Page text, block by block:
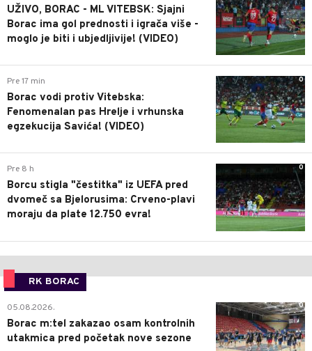
UŽIVO, BORAC - ML VITEBSK: Sjajni
Borac ima gol prednosti i igrača više -
moglo je biti i ubjedljivije! (VIDEO)
0
Pre 17 min
Borac vodi protiv Vitebska:
Fenomenalan pas Hrelje i vrhunska
egzekucija Savića! (VIDEO)
0
Pre 8 h
Borcu stigla "čestitka" iz UEFA pred
dvomeč sa Bjelorusima: Crveno-plavi
moraju da plate 12.750 evra!
RK BORAC
0
05.08.2026.
Borac m:tel zakazao osam kontrolnih
utakmica pred početak nove sezone